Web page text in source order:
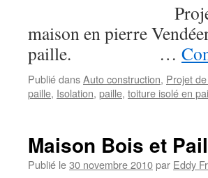
Projet
maison en pierre
paille. …
Publié dansAuto construction, Projet
paille, Isolation, paille, toiture isolé en
Maison Bois et
Publié le30 novembre 2010par Eddy